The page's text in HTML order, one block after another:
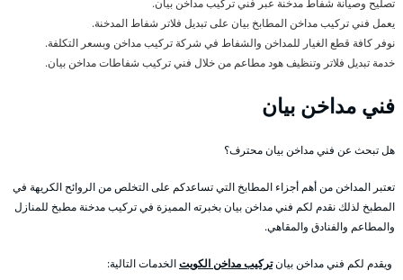
تصليح وصيانة شفاط مدخنة عبر فني تركيب مداخن بيان.
يعمل فني تركيب مداخن المطابخ بيان على تبديل فلاتر شفاط المدخنة.
نوفر كافة قطع الغيار للمداخن والشفاط في شركة تركيب مداخن وبسعر التكلفة.
خدمة تبديل فلاتر وتنظيف هود مطاعم من خلال فني تركيب شفاطات مداخن بيان.
فني مداخن بيان
هل تبحث عن فني مداخن بيان محترف؟
تعتبر المداخن من أهم أجزاء المطابخ التي تساعدكم على التخلص من الروائح الكريهة في
المطبخ لذلك نقدم لكم فني مداخن بيان بخبرته المميزة في تركيب مدخنة مطبخ للمنازل
والمطاعم والفنادق والمقاهي.
ويقدم لكم فني مداخن بيانتركيب مداخن الكويتالخدمات التالية: